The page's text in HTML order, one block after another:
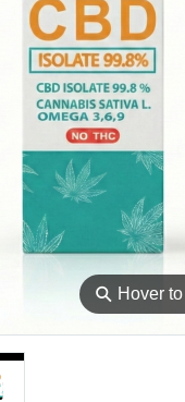
⚲ Hover